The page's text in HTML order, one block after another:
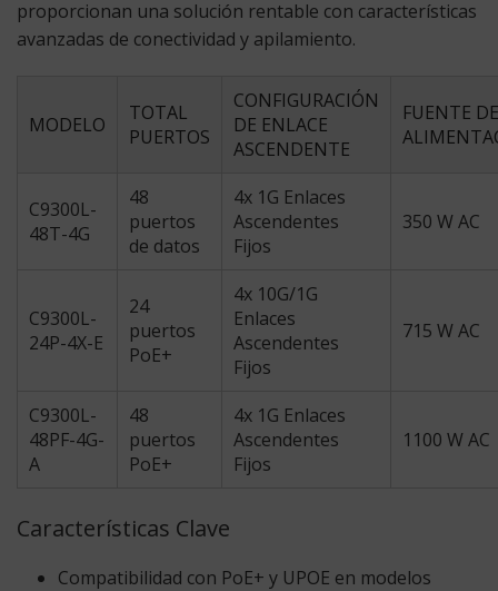
proporcionan una solución rentable con características
avanzadas de conectividad y apilamiento.
MODELO
TOTAL
PUERTOS
CONFIGURACIÓN
DE ENLACE
ASCENDENTE
FUENTE DE
C9300L-
48T-4G
48
puertos
de datos
4x 1G Enlaces
Ascendentes
Fijos
350 W AC
C9300L-
24P-4X-E
24
puertos
PoE+
4x 10G/1G
Enlaces
Ascendentes
Fijos
715 W AC
C9300L-
48PF-4G-
A
48
puertos
PoE+
4x 1G Enlaces
Ascendentes
Fijos
1100 W AC
Características Clave
Compatibilidad con PoE+ y UPOE en modelos